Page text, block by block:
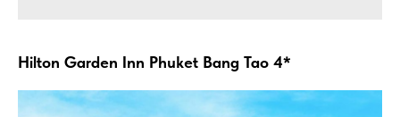
Hilton Garden Inn Phuket Bang Tao 4*